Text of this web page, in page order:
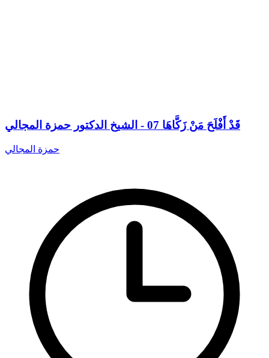
قَدْ أَفْلَحَ مَنْ زَكَّاهَا 07 - الشيخ الدكتور حمزة المجالي
حمزة المجالي